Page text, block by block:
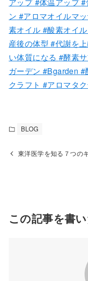
アップ #体温アップ#
ン #アロマオイルマ
素オイル #酸素オイル
産後の体型#代謝を
い体質になる #酵素
ガーデン #Bgarden #
クラフト #アロマタ
BLOG
東洋医学を知る７つの
この記事を書